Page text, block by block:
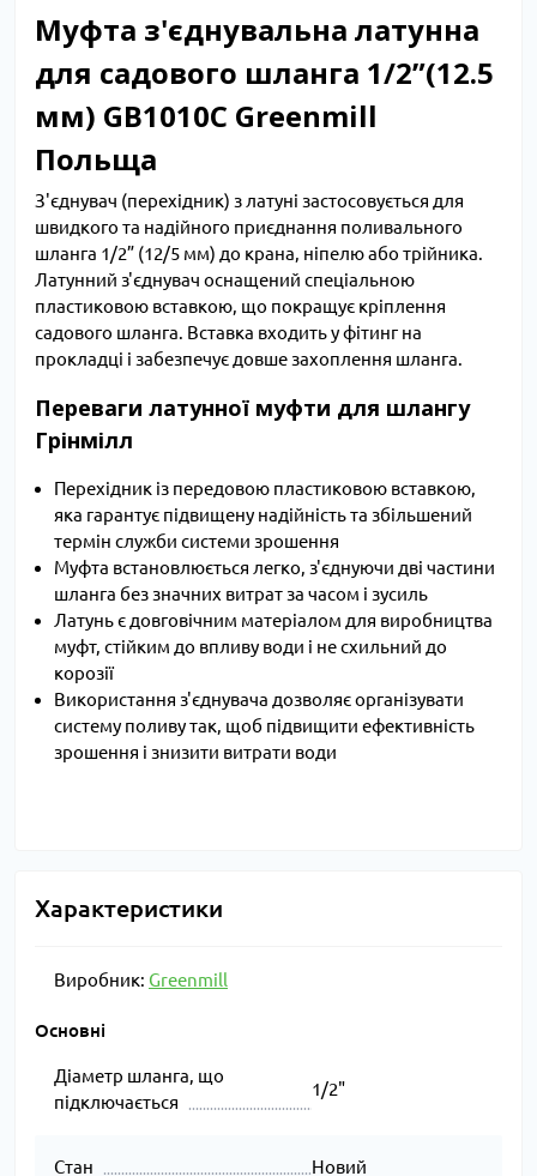
Муфта з'єднувальна латунна
для садового шланга 1/2”(12.5
мм) GB1010C Greenmill
Польща
З'єднувач (перехідник) з латуні застосовується для
швидкого та надійного приєднання поливального
шланга 1/2” (12/5 мм) до крана, ніпелю або трійника.
Латунний з'єднувач оснащений спеціальною
пластиковою вставкою, що покращує кріплення
садового шланга. Вставка входить у фітинг на
прокладці і забезпечує довше захоплення шланга.
Переваги латунної муфти для шлангу
Грінмілл
Перехідник із передовою пластиковою вставкою,
яка гарантує підвищену надійність та збільшений
термін служби системи зрошення
Муфта встановлюється легко, з'єднуючи дві частини
шланга без значних витрат за часом і зусиль
Латунь є довговічним матеріалом для виробництва
муфт, стійким до впливу води і не схильний до
корозії
Використання з'єднувача дозволяє організувати
систему поливу так, щоб підвищити ефективність
зрошення і знизити витрати води
Характеристики
Виробник: Greenmill
Основні
Діаметр шланга, що
підключається
1/2"
Стан Новий